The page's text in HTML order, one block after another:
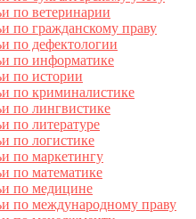
по ветеринарии
по гражданскому праву
по дефектологии
по информатике
по истории
по криминалистике
по лингвистике
по литературе
по логистике
по маркетингу
по математике
по медицине
по международному праву